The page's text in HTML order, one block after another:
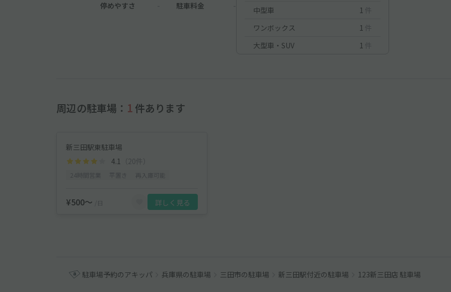
停めやすさ
駐車料金
中型車
1 件
ワンボックス
1 件
大型車・SUV
1 件
周辺の駐車場： 1 件あります
新三田駅東駐車場
4.1
（20件）
¥500〜 /日 詳しく見る
駐車場予約のアキッパ 兵庫県の駐車場 三田市の駐車場 新三田駅付近の駐車場 123新三田店 駐車場